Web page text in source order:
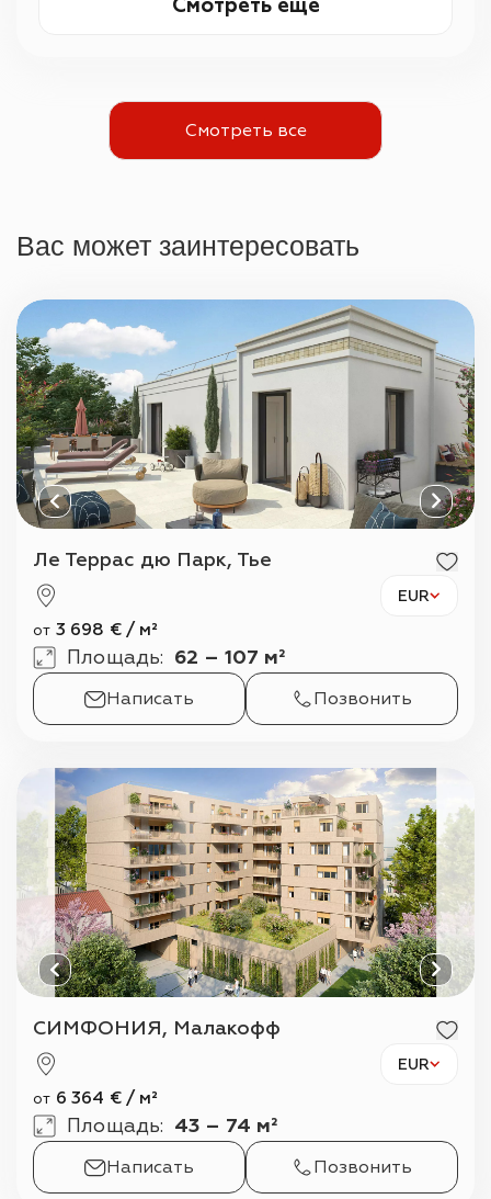
Смотреть все
Вас может заинтересовать
Ле Террас дю Парк, Тье
EUR
от 3 698 € / м²
Площадь: 62 – 107 м²
Написать Позвонить
СИМФОНИЯ, Малакофф
EUR
от 6 364 € / м²
Площадь: 43 – 74 м²
Написать Позвонить